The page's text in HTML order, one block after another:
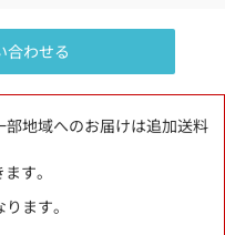
合わせる
地域へのお届けは追加送料
す。
ます。